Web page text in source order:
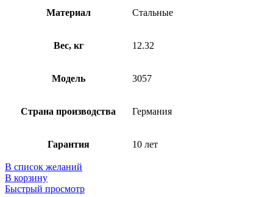
Материал Стальные
Вес, кг 12.32
Модель 3057
Страна производства Германия
Гарантия 10 лет
В список желаний
В корзину
Быстрый просмотр